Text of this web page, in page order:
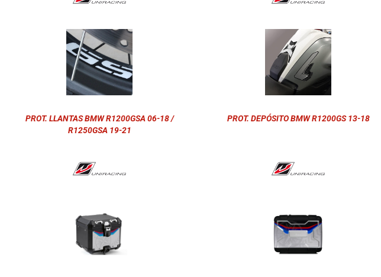
PROT. LLANTAS BMW R1200GSA 06-18 /
R1250GSA 19-21
PROT. DEPÓSITO BMW R1200GS 13-18